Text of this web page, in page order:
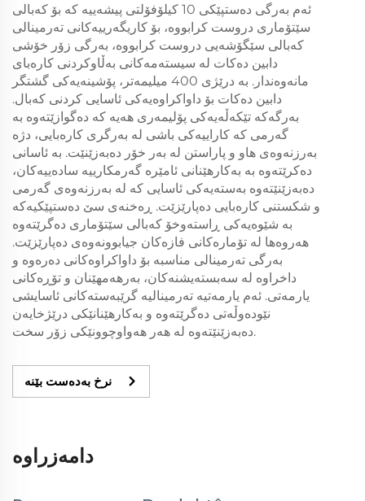
ئەم بەرگی دەستپێکی 10 كیلۆفۆلتی پیشەییە كە بۆ كەبالی
سێتۆماری دروست كرابووە، بۆ كاریگەرییەكانی تەرمینالی
كەبالی سێگۆشەیی دروست كرابووە، بەرگی زۆر خۆشی
دابین دەكات لە سیستەمەكانی بەڵاوكردنی كارەبای
مانەوەندار. بە درێژی 400 میلیمەتر، پۆشینەیەكی گشتگر
دابین دەكات بۆ داواكراوەیەكی ئاسایی كردنی كەبال.
بەرگەكە تێكەڵەیەكی پۆلیمەری هەیە كە دەگوازێتەوە بە
گەرمی كە كاراییەكی باشی لە بەرگری كارەبایی، دژە
بەرزنەوەی هاو و پاراستن لە بەر خۆر دەبەزێنێت. بە ئاسانی
دەكرێتەوە بە بەكارهێنانی ئامێرە گەرمكارییە سادەییەكان،
دەبەزێنێتەوە بەستەیەكی ئاسایی كە لە بەرزنەوەی گەرمی
و شکستنی كارەبایی دەپارێزێت. ڕەخنەی سێ دەستپێكیەكە
بە شێوەیەكی ڕاستەوخۆ كەبالی سێتۆماری دەگرێتەوە
هەروەها لە تۆمارەكانی فازەكان جیابوونەوەی دەپارێزێت.
بەرگی تەرمینالی مناسبە بۆ داواكراوەكانی دەرەوە و
داخراوە لە سەبستەیشنەكان، بەرهەمهێنان و تۆڕەكانی
یارمەتی. ئەم یارمەتیە تەرمینالیە گرێبەستەكانی ئاسایشی
نێودەوڵەتی دەگرێتەوە و بەكارهێنانێكی درێژخایەن
دەبەزێنێتەوە لە هەر هەواوچوونێكی زۆر سخت.
نرخ بەدەست بێنە
دامەزراوە